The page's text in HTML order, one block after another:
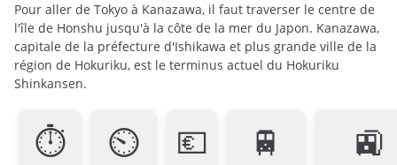
Pour aller de Tokyo à Kanazawa, il faut traverser le centre de
l'île de Honshu jusqu'à la côte de la mer du Japon. Kanazawa,
capitale de la préfecture d'Ishikawa et plus grande ville de la
région de Hokuriku, est le terminus actuel du Hokuriku
Shinkansen.
⏱ ⏲ 💶 🚆 🚉